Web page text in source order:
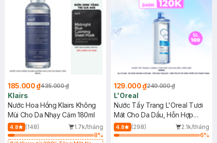
185.000 ₫435.000 ₫
Klairs
Nước Hoa Hồng Klairs Không
Mùi Cho Da Nhạy Cảm 180ml
4.8 (148)
1.7k/tháng
8%
129.000 ₫249.000 ₫
L'Oreal
Nước Tẩy Trang L'Oreal Tươi
Mát Cho Da Dầu, Hỗn Hợp
400ml
4.8 (298)
2.1k/tháng
6%